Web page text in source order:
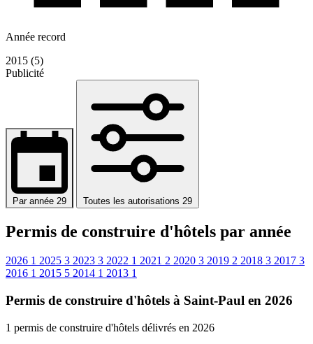
Année record
2015 (5)
Publicité
Par année 29 Toutes les autorisations 29
Permis de construire d'hôtels par année
2026 1 2025 3 2023 3 2022 1 2021 2 2020 3 2019 2 2018 3 2017 3
2016 1 2015 5 2014 1 2013 1
Permis de construire d'hôtels à Saint-Paul en 2026
1 permis de construire d'hôtels délivrés en 2026